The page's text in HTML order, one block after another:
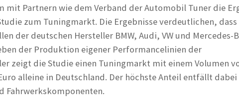
mit Partnern wie dem Verband der Automobil Tuner die
zum Tuningmarkt. Die Ergebnisse verdeutlichen,
der deutschen Hersteller BMW, Audi, VW und Mercedes-
der Produktion eigener Performancelinien der
zeigt die Studie einen Tuningmarkt mit einem Volumen
alleine in Deutschland. Der höchste Anteil entfällt
Fahrwerkskomponenten.